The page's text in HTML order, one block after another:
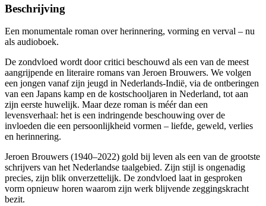
Beschrijving
Een monumentale roman over herinnering, vorming en verval – nu
als audioboek.
De zondvloed wordt door critici beschouwd als een van de meest
aangrijpende en literaire romans van Jeroen Brouwers. We volgen
een jongen vanaf zijn jeugd in Nederlands-Indië, via de ontberingen
van een Japans kamp en de kostschooljaren in Nederland, tot aan
zijn eerste huwelijk. Maar deze roman is méér dan een
levensverhaal: het is een indringende beschouwing over de
invloeden die een persoonlijkheid vormen – liefde, geweld, verlies
en herinnering.
Jeroen Brouwers (1940–2022) gold bij leven als een van de grootste
schrijvers van het Nederlandse taalgebied. Zijn stijl is ongenadig
precies, zijn blik onverzettelijk. De zondvloed laat in gesproken
vorm opnieuw horen waarom zijn werk blijvende zeggingskracht
bezit.